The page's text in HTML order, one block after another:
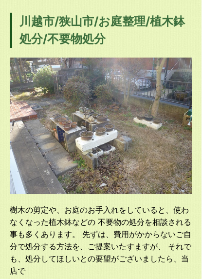
川越市/狭山市/お庭整理/植木鉢
処分/不要物処分
樹木の剪定や、お庭のお手入れをしていると、使わ
なくなった植木鉢などの 不要物の処分を相談される
事も多くあります。 先ずは、費用がかからないご自
分で処分する方法を、ご提案いたすますが、 それで
も、処分してほしいとの要望がございましたら、当
店で